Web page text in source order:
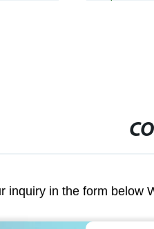
inquiry in the form below